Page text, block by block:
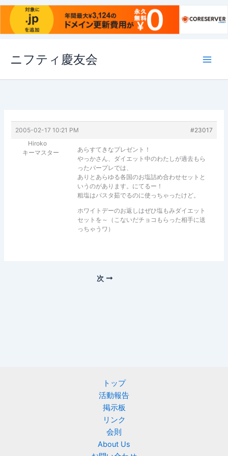
ス
ニフティ慶友会
2005-02-17 10:21 PM
#23017
Hiroko
キーマスター
あらすてきなプレゼント！
やっかさん、ダイエット中のわたしが過去もら
ったバープレでは、
ありとあらゆる各国のお塩詰め合わせセットと
いうのがあります。にてるー！
粗塩はパスタ茹でるのに使っちゃったけど。
ホワイトデーのお返しはぜひ塩もみダイエット
セットを～（こないだチョコもらった相手に送
っちゃうワ）
次
トップ
活動報告
掲示板
リンク
会則
About Us